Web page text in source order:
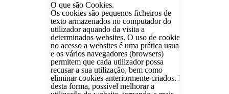
O que são Cookies.
Os cookies são pequenos ficheiros de
texto armazenados no computador do
utilizador aquando da visita a
determinados websites. O uso de cookies
no acesso a websites é uma prática usual
e os vários navegadores (browsers)
permitem que cada utilizador possa
recusar a sua utilização, bem como
eliminar cookies anteriormente criados. É
desta forma, possível melhorar a